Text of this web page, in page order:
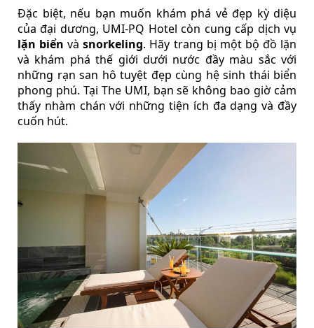
Đặc biệt, nếu bạn muốn khám phá vẻ đẹp kỳ diệu
của đại dương, UMI-PQ Hotel còn cung cấp dịch vụ
lặn biển vàsnorkeling. Hãy trang bị một bộ đồ lặn
và khám phá thế giới dưới nước đầy màu sắc với
những rạn san hô tuyệt đẹp cùng hệ sinh thái biển
phong phú. Tại The UMI, bạn sẽ không bao giờ cảm
thấy nhàm chán với những tiện ích đa dạng và đầy
cuốn hút.